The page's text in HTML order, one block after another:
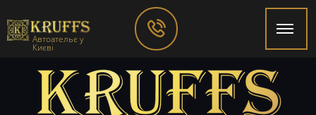
Автоательє у
Києві